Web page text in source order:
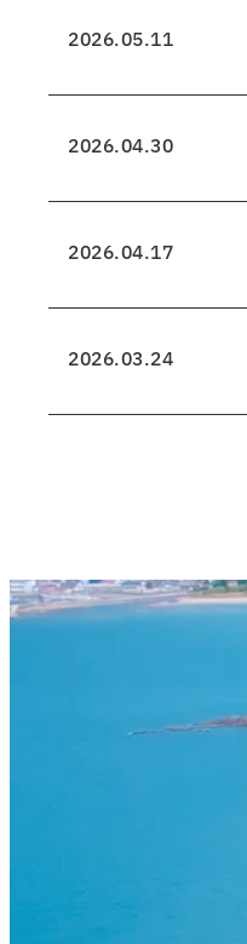
2026.05.11
2026.04.30
2026.04.17
2026.03.24